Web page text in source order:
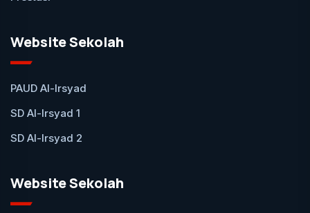
Website Sekolah
PAUD Al-Irsyad
SD Al-Irsyad 1
SD Al-Irsyad 2
Website Sekolah